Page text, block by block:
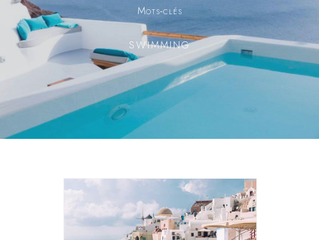
Mots-clés
SWIMMING